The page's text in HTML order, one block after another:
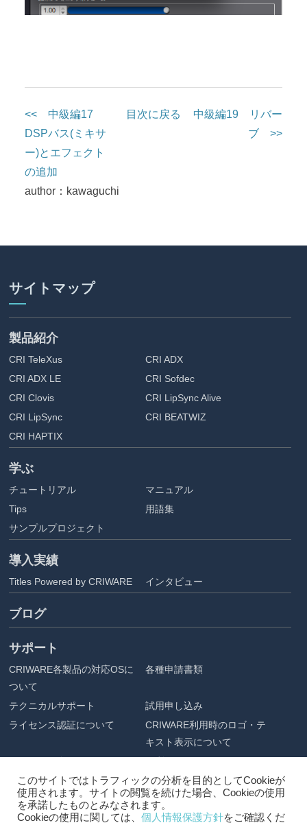
<< 中級編17
DSPバス(ミキサ
ー)とエフェクト
の追加
目次に戻る
中級編19 リバー
ブ >>
author：kawaguchi
サイトマップ
製品紹介
CRI TeleXus
CRI ADX
CRI ADX LE
CRI Sofdec
CRI Clovis
CRI LipSync Alive
CRI LipSync
CRI BEATWIZ
CRI HAPTIX
学ぶ
チュートリアル
マニュアル
Tips
用語集
サンプルプロジェクト
導入実績
Titles Powered by CRIWARE インタビュー
ブログ
サポート
CRIWARE各製品の対応OSに
ついて
各種申請書類
テクニカルサポート
試用申し込み
ライセンス認証について
CRIWARE利用時のロゴ・テ
キスト表示について
アセット配布
ご利用にあたって
企業情報
会社概要 プライバシーポリシー
このサイトではトラフィックの分析を目的としてCookieが
使用されます。サイトの閲覧を続けた場合、Cookieの使用
を承諾したものとみなされます。
Cookieの使用に関しては、 個人情報保護方針をご確認くだ